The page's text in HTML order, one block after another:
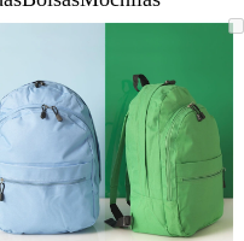
Imagen
Acercado
mínimo
Haz
para
expandir
Utiliza
teclas
de
más
y
menos
para
ampliar